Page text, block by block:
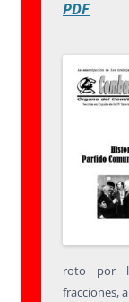
PDF
roto por
fracciones,